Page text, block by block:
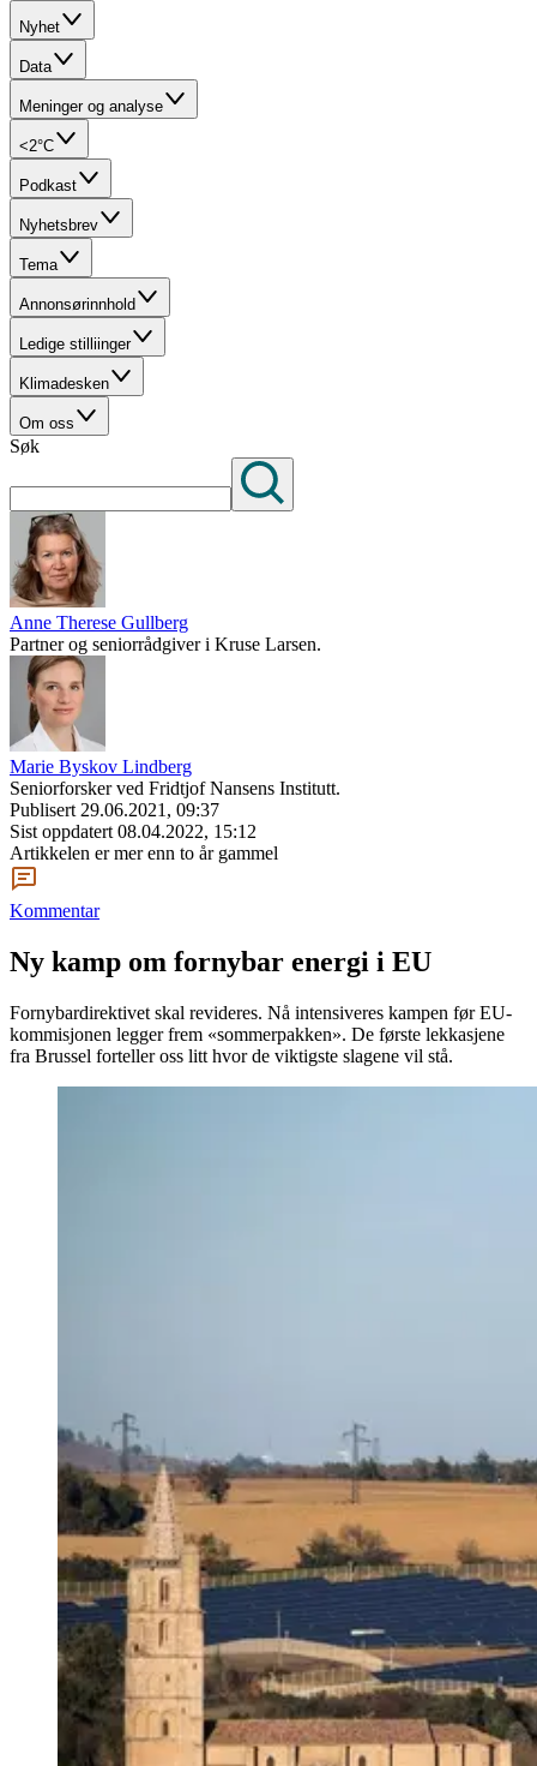
Nyhet
Data
Meninger og analyse
<2°C
Podkast
Nyhetsbrev
Tema
Annonsørinnhold
Ledige stilliinger
Klimadesken
Om oss
Søk
Anne Therese Gullberg
Partner og seniorrådgiver i Kruse Larsen.
Marie Byskov Lindberg
Seniorforsker ved Fridtjof Nansens Institutt.
Publisert 29.06.2021, 09:37
Sist oppdatert 08.04.2022, 15:12
Artikkelen er mer enn to år gammel
Kommentar
Ny kamp om fornybar energi i EU
Fornybardirektivet skal revideres. Nå intensiveres kampen før EU-
kommisjonen legger frem «sommerpakken». De første lekkasjene
fra Brussel forteller oss litt hvor de viktigste slagene vil stå.